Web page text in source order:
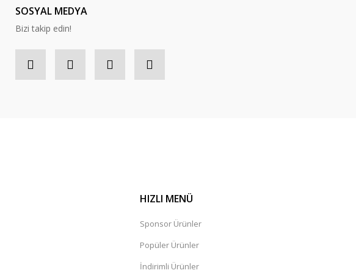
SOSYAL MEDYA
Bizi takip edin!
HIZLI MENÜ
Sponsor Ürünler
Popüler Ürünler
İndirimli Ürünler